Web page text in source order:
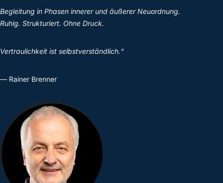
Begleitung in Phasen innerer und äußerer Neuordnung.
Ruhig. Strukturiert. Ohne Druck.
Vertraulichkeit ist selbstverständlich.“
— Rainer Brenner